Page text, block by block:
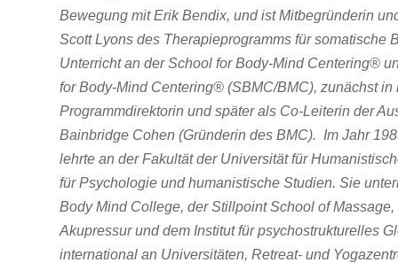
Bewegung mit Erik Bendix, und ist Mitbegründerin
Scott Lyons des Therapieprogramms für somatische
Unterricht an der School for Body-Mind Centering®
for Body-Mind Centering® (SBMC/BMC), zunächst in
Programmdirektorin und später als Co-Leiterin der
Bainbridge Cohen (Gründerin des BMC). Im Jahr
lehrte an der Fakultät der Universität für
für Psychologie und humanistische Studien. Sie
Body Mind College, der Stillpoint School of
Akupressur und dem Institut für psychostrukturelles
international an Universitäten, Retreat- und